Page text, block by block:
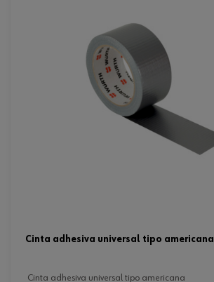
cinta adhesiva universal tipo americana
cinta adhesiva universal tipo americana